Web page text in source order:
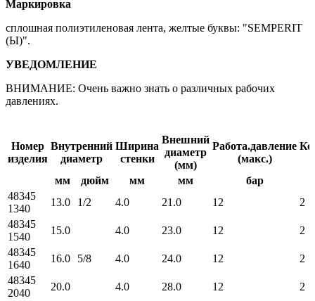
Маркировка
сплошная полиэтиленовая лента, желтые буквы: "SEMPERIT
(Ы)".
УВЕДОМЛЕНИЕ
ВНИМАНИЕ: Очень важно знать о различных рабочих
давлениях.
Номер
изделия
Внутренний
диаметр
Ширина
стенки
Внешний
диаметр
(мм)
Работа.давление
(макс.)
мм
дюйм мм мм
бар
48345
1340
13.0 1/2 4.0 21.0 12
2
48345
1540
15.0 4.0 23.0 12
2
48345
1640
16.0 5/8 4.0 24.0 12
2
48345
2040
20.0 4.0 28.0 12
2